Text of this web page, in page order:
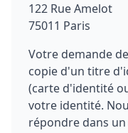
122 Rue Amelot
75011 Paris
Votre demande
copie d'un titre
(carte d'identité
votre identité.
répondre dans